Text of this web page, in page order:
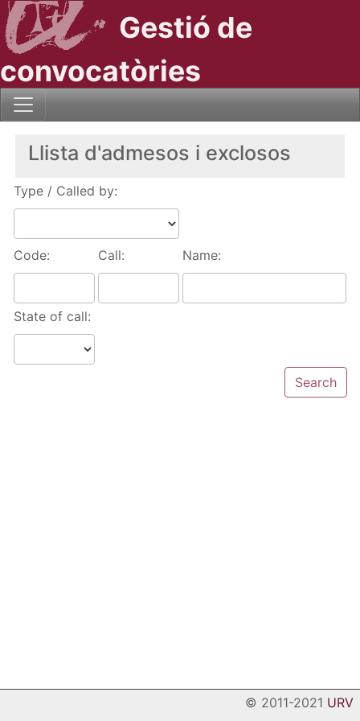
Gestió de
convocatòries
Llista d'admesos i exclosos
Type / Called by:
Code: Call: Name:
State of call:
© 2011-2021 URV